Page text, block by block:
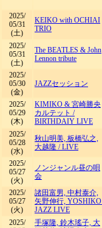
2025/
05/31
(土)
KEIKO with OCHIAI
TRIO
2025/
05/31
(土)
The BEATLES & John
Lennon tribute
2025/
05/30
(金)
JAZZセッション
2025/
05/29
(木)
KIMIKO & 宮崎勝央
カルテット /
BIRTHDAIY LIVE
2025/
05/28
(水)
秋山明美, 板橋弘之,
大越隆 /LIVE
2025/
05/27
(火)
ノンジャンル昼の唄
会
2025/
05/27
(火)
諸田富男, 中村泰介,
矢野伸行, YOSHIKO
JAZZ LIVE
2025/
手塚隆, 鈴木瑤子, 大